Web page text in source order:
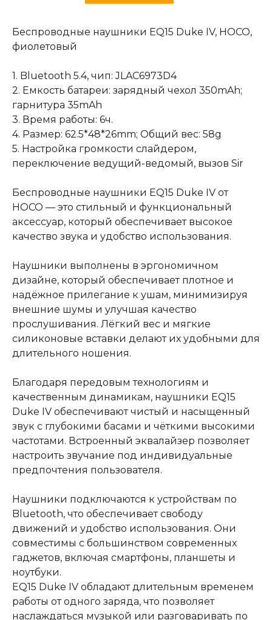
Беспроводные наушники EQ15 Duke IV, HOCO,
фиолетовый
1. Bluetooth 5.4, чип: JLAC6973D4
2. Емкость батареи: зарядный чехол 350mAh;
гарнитура 35mAh
3. Время работы: 6ч.
4. Размер: 62.5*48*26mm; Общий вес: 58g
5. Настройка громкости слайдером,
переключение ведущий-ведомый, вызов Sir
Беспроводные наушники EQ15 Duke IV от
HOCO — это стильный и функциональный
аксессуар, который обеспечивает высокое
качество звука и удобство использования.
Наушники выполнены в эргономичном
дизайне, который обеспечивает плотное и
надёжное прилегание к ушам, минимизируя
внешние шумы и улучшая качество
прослушивания. Лёгкий вес и мягкие
силиконовые вставки делают их удобными для
длительного ношения.
Благодаря передовым технологиям и
качественным динамикам, наушники EQ15
Duke IV обеспечивают чистый и насыщенный
звук с глубокими басами и чёткими высокими
частотами. Встроенный эквалайзер позволяет
настроить звучание под индивидуальные
предпочтения пользователя.
Наушники подключаются к устройствам по
Bluetooth, что обеспечивает свободу
движений и удобство использования. Они
совместимы с большинством современных
гаджетов, включая смартфоны, планшеты и
ноутбуки.
EQ15 Duke IV обладают длительным временем
работы от одного заряда, что позволяет
наслаждаться музыкой или разговаривать по